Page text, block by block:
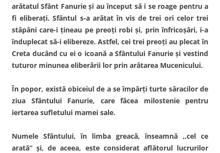
arătatul Sfânt Fanurie şi au început să i se roage pentru a
fi eliberaţi. Sfântul s-a arătat în vis de trei ori celor trei
stăpâni care-i ţineau pe preoţi robi şi, prin înfricoşări, i-a
înduplecat să-i elibereze. Astfel, cei trei preoţi au plecat în
Creta ducând cu ei o icoană a Sfântului Fanurie şi vestind
tuturor minunea eliberării lor prin arătarea Mucenicului.
În popor, există obiceiul de a se împărţi turte săracilor de
ziua Sfântului Fanurie, care făcea milostenie pentru
iertarea sufletului mamei sale.
Numele Sfântului, în limba greacă, înseamnă ,,cel ce
arată” şi, de aceea, este considerat aflătorul lucrurilor